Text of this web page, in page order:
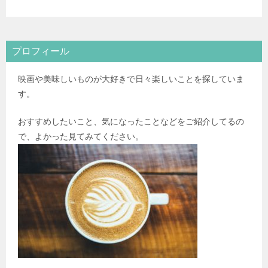
プロフィール
映画や美味しいものが大好きで日々楽しいことを探していま
す。
おすすめしたいこと、気になったことなどをご紹介してるの
で、よかった見てみてください。